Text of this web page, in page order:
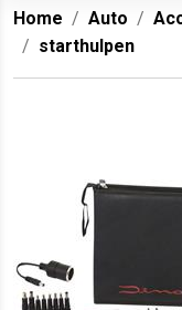
Home Auto
starthulpen